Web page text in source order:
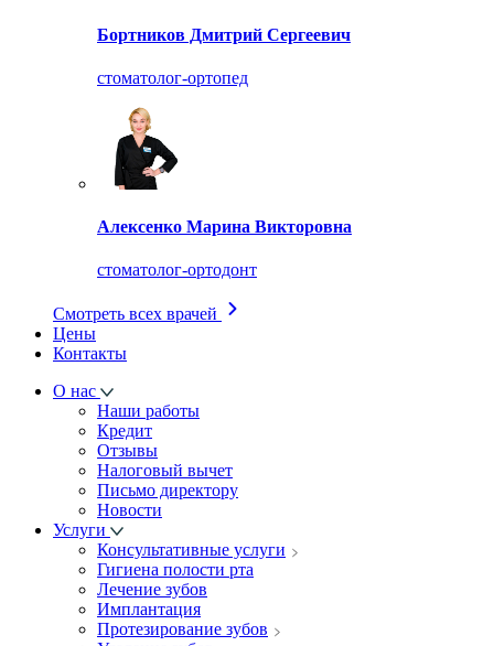
Бортников Дмитрий Сергеевич
стоматолог-ортопед
Алексенко Марина Викторовна
стоматолог-ортодонт
Смотреть всех врачей
Цены
Контакты
О нас
Наши работы
Кредит
Отзывы
Налоговый вычет
Письмо директору
Новости
Услуги
Консультативные услуги
Гигиена полости рта
Лечение зубов
Имплантация
Протезирование зубов